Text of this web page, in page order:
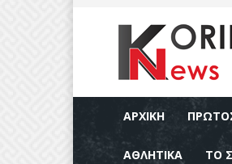
ΑΡΧΙΚΉ
ΑΘΛΗΤΙΚΆ ΤΟ